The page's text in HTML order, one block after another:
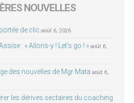
NOUVELLES
de clic août 6, 2026
: « Allons-y ! Let’s go ! » août 6,
des nouvelles de Mgr Mata août 6,
les dérives sectaires du coaching